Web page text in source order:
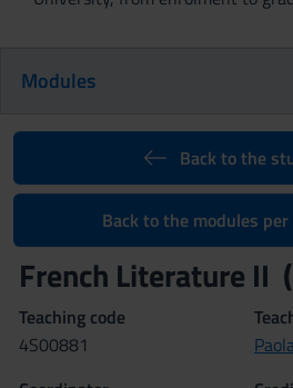
Modules
Back to the
Back to the modules
French Literature
Teaching code
4S00881